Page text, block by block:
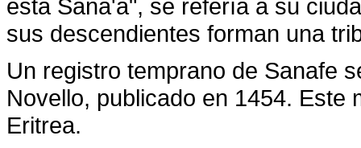
está Sana'a", se refería a su
sus descendientes forman una
Un registro temprano de Sanafe
Novello, publicado en 1454. Este
Eritrea.